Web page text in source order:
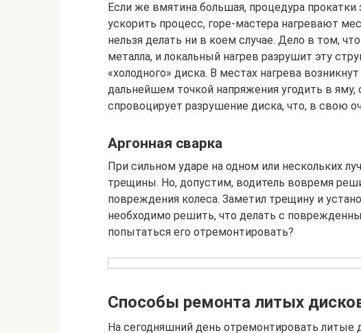
Если же вмятина большая, процедура
ускорить процесс, горе-мастера нагревают
нельзя делать ни в коем случае. Дело в том,
металла, и локальный нагрев разрушит эту
«холодного» диска. В местах нагрева
дальнейшем точкой напряжения угодить в
спровоцирует разрушение диска, что, в свою
Аргонная сварка
При сильном ударе на одном или нескольких
трещины. Но, допустим, водитель вовремя
повреждения колеса. Заметил трещину и
необходимо решить, что делать с
попытаться его отремонтировать?
Способы ремонта литых
На сегодняшний день отремонтировать